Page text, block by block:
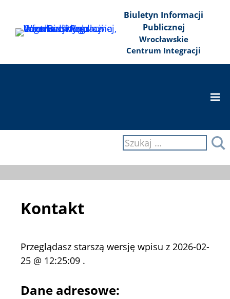
treści
głównego
wyszukiwarki
Biuletyn Informacji
Publicznej
Wrocławskie
Centrum Integracji
Szukaj:
Kontakt
Przeglądasz starszą wersję wpisu z 2026-02-
25 @ 12:25:09 .
Dane adresowe: